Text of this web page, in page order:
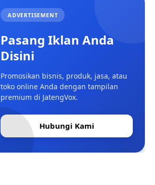
ADVERTISEMENT
Pasang Iklan Anda
Disini
Promosikan bisnis, produk, jasa, atau
toko online Anda dengan tampilan
premium di JatengVox.
Hubungi Kami